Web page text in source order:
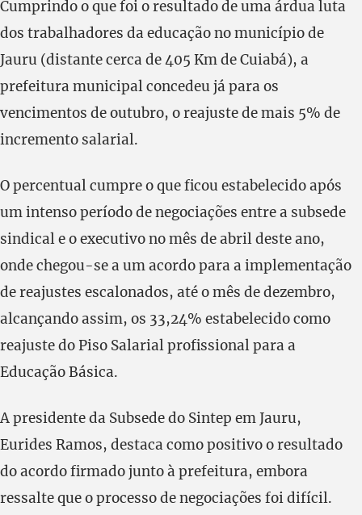
Cumprindo o que foi o resultado de uma árdua luta
dos trabalhadores da educação no município de
Jauru (distante cerca de 405 Km de Cuiabá), a
prefeitura municipal concedeu já para os
vencimentos de outubro, o reajuste de mais 5% de
incremento salarial.
O percentual cumpre o que ficou estabelecido após
um intenso período de negociações entre a subsede
sindical e o executivo no mês de abril deste ano,
onde chegou-se a um acordo para a implementação
de reajustes escalonados, até o mês de dezembro,
alcançando assim, os 33,24% estabelecido como
reajuste do Piso Salarial profissional para a
Educação Básica.
A presidente da Subsede do Sintep em Jauru,
Eurides Ramos, destaca como positivo o resultado
do acordo firmado junto à prefeitura, embora
ressalte que o processo de negociações foi difícil.